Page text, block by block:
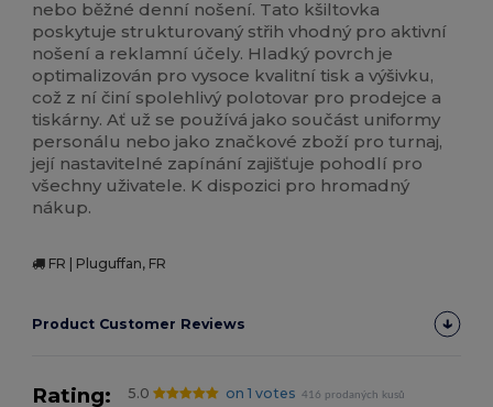
nebo běžné denní nošení. Tato kšiltovka
poskytuje strukturovaný střih vhodný pro aktivní
nošení a reklamní účely. Hladký povrch je
optimalizován pro vysoce kvalitní tisk a výšivku,
což z ní činí spolehlivý polotovar pro prodejce a
tiskárny. Ať už se používá jako součást uniformy
personálu nebo jako značkové zboží pro turnaj,
její nastavitelné zapínání zajišťuje pohodlí pro
všechny uživatele. K dispozici pro hromadný
nákup.
FR | Pluguffan, FR
Product Customer Reviews
Rating: 5.0 on 1 votes 416 prodaných kusů